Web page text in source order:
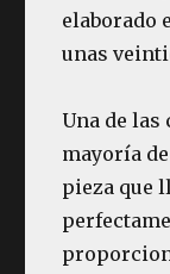
elaborado
unas
Una de
mayoría
pieza que